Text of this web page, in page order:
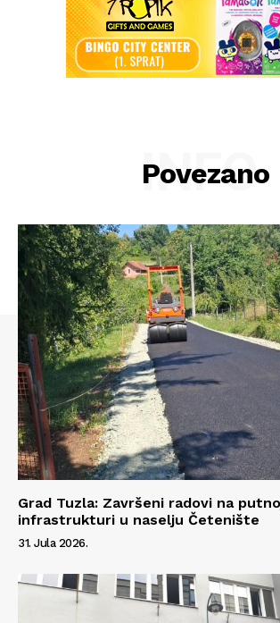
Povezano
INFO
Grad Tuzla: Završeni radovi na
infrastrukturi u naselju Četenište
31. Jula 2026.